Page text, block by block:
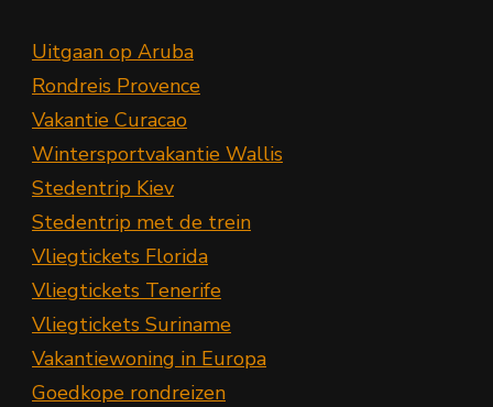
Uitgaan op Aruba
Rondreis Provence
Vakantie Curacao
Wintersportvakantie Wallis
Stedentrip Kiev
Stedentrip met de trein
Vliegtickets Florida
Vliegtickets Tenerife
Vliegtickets Suriname
Vakantiewoning in Europa
Goedkope rondreizen